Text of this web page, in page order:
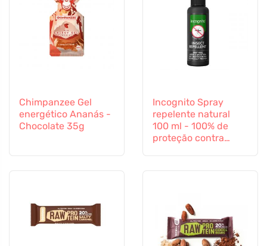
Chimpanzee Gel
energético Ananás -
Chocolate 35g
Incognito Spray
repelente natural
100 ml - 100% de
proteção contra